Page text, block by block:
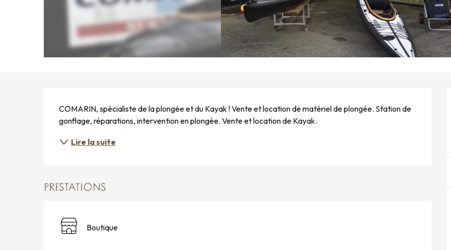
COMARIN, spécialiste de la plongée et du Kayak ! Vente et location de matériel de plongée. Station de
gonflage, réparations, intervention en plongée. Vente et location de Kayak.
Lire la suite
PRESTATIONS
Boutique